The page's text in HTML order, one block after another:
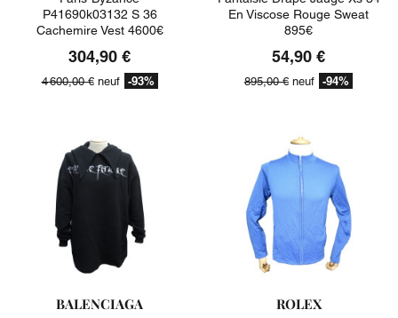
P41690k03132 S 36
Cachemire Vest 4600€
304,90 €
4 600,00 €neuf -93%
En Viscose Rouge Sweat
895€
54,90 €
895,00 € neuf -94%
BALENCIAGA ROLEX